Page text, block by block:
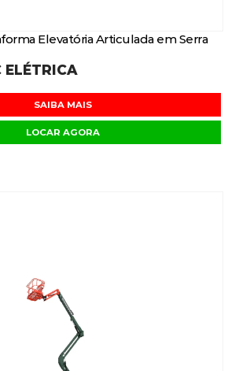
Elevatória Articulada em Serra
ELÉTRICA
SAIBA MAIS
LOCAR AGORA